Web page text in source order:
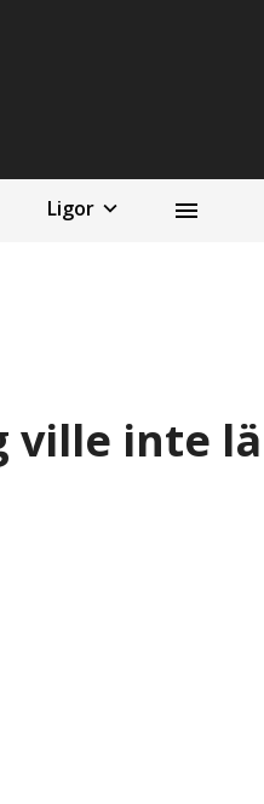
Ligor
ville inte